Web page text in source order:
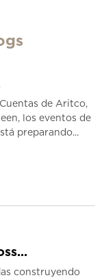
de Aritco,
los eventos de
preparando...
construyendo